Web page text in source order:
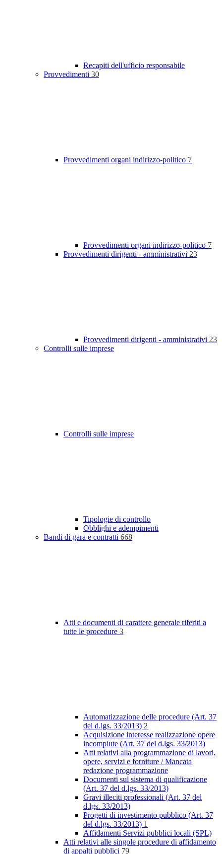
Recapiti dell'ufficio responsabile
Provvedimenti 30
Provvedimenti organi indirizzo-politico 7
Provvedimenti organi indirizzo-politico 7
Provvedimenti dirigenti - amministrativi 23
Provvedimenti dirigenti - amministrativi 23
Controlli sulle imprese
Controlli sulle imprese
Tipologie di controllo
Obblighi e adempimenti
Bandi di gara e contratti 668
Atti e documenti di carattere generale riferiti a
tutte le procedure 3
Automatizzazione delle procedure (Art. 37
del d.lgs. 33/2013) 2
Acquisizione interesse realizzazione opere
incompiute (Art. 37 del d.lgs. 33/2013)
Atti relativi alla programmazione di lavori,
opere, servizi e forniture / Mancata
redazione programmazione
Documenti sul sistema di qualificazione
(Art. 37 del d.lgs. 33/2013)
Gravi illeciti professionali (Art. 37 del
d.lgs. 33/2013)
Progetti di investimento pubblico (Art. 37
del d.lgs. 33/2013) 1
Affidamenti Servizi pubblici locali (SPL)
Atti relativi alle singole procedure di affidamento
di appalti pubblici 79